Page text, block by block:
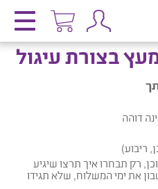
בצורת עיגול
דוהה
ריבוע)
רק תבחרו איך תרצו שיגיע
את ימי המשלוח, שלא תגידו